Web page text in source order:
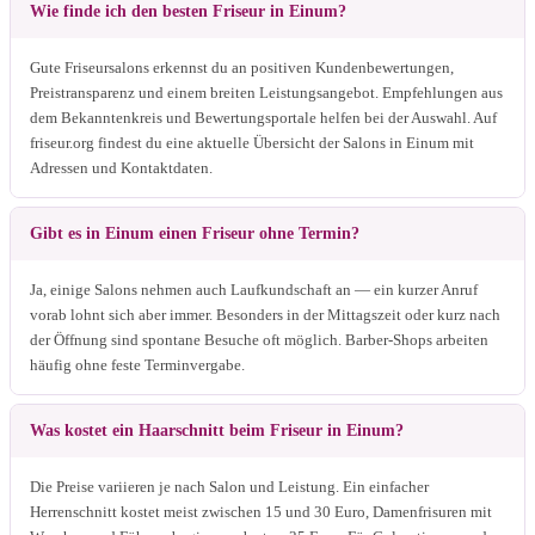
Wie finde ich den besten Friseur in Einum?
Gute Friseursalons erkennst du an positiven Kundenbewertungen,
Preistransparenz und einem breiten Leistungsangebot. Empfehlungen aus
dem Bekanntenkreis und Bewertungsportale helfen bei der Auswahl. Auf
friseur.org findest du eine aktuelle Übersicht der Salons in Einum mit
Adressen und Kontaktdaten.
Gibt es in Einum einen Friseur ohne Termin?
Ja, einige Salons nehmen auch Laufkundschaft an — ein kurzer Anruf
vorab lohnt sich aber immer. Besonders in der Mittagszeit oder kurz nach
der Öffnung sind spontane Besuche oft möglich. Barber-Shops arbeiten
häufig ohne feste Terminvergabe.
Was kostet ein Haarschnitt beim Friseur in Einum?
Die Preise variieren je nach Salon und Leistung. Ein einfacher
Herrenschnitt kostet meist zwischen 15 und 30 Euro, Damenfrisuren mit